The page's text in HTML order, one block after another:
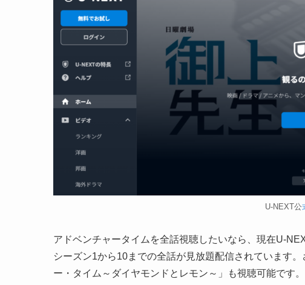
U-NEXT公
アドベンチャータイムを全話視聴したいなら、現在U-
シーズン1から10までの全話が見放題配信されています
ー・タイム～ダイヤモンドとレモン～」も視聴可能です。